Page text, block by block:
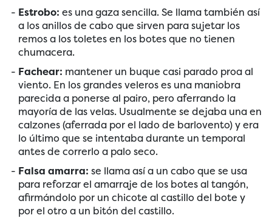
Estrobo: es una gaza sencilla. Se llama también así
a los anillos de cabo que sirven para sujetar los
remos a los toletes en los botes que no tienen
chumacera.
Fachear: mantener un buque casi parado proa al
viento. En los grandes veleros es una maniobra
parecida a ponerse al pairo, pero aferrando la
mayoría de las velas. Usualmente se dejaba una en
calzones (aferrada por el lado de barlovento) y era
lo último que se intentaba durante un temporal
antes de correrlo a palo seco.
Falsa amarra: se llama así a un cabo que se usa
para reforzar el amarraje de los botes al tangón,
afirmándolo por un chicote al castillo del bote y
por el otro a un bitón del castillo.